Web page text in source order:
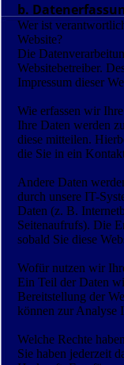
b.
Wer ist
Website?
Die
Websitebetreiber.
Impressum dieser
Wie erfassen wir
Ihre Daten werden
diese mitteilen.
die Sie in ein
Andere Daten
durch unsere IT-
Daten (z. B.
Seitenaufrufs). Die
sobald Sie diese
Wofür nutzen wir
Ein Teil der Daten
Bereitstellung der
können zur Analyse
Welche Rechte
Sie haben jederzeit